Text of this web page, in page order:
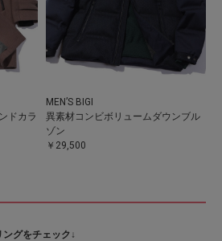
ドカラ
MEN’S BIGI
異素材コンビボリュームダウンブル
ゾン
￥29,500
グをチェック↓